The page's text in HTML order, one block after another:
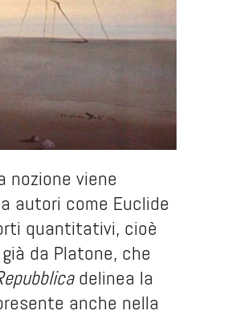
nozione viene
autori come Euclide
quantitativi, cioè
da Platone, che
delinea la
anche nella